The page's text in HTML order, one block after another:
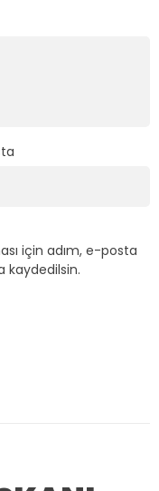
için adım, e-posta
kaydedilsin.